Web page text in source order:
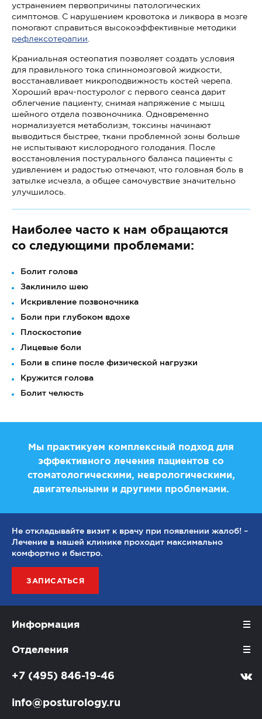
устранением первопричины патологических
симптомов. С нарушением кровотока и ликвора в мозге
помогают справиться высокоэффективные методики
рефлексотерапии
Краниальная остеопатия позволяет создать условия
для правильного тока спинномозговой жидкости,
восстанавливает микроподвижность костей черепа.
Хороший врач-постуролог с первого сеанса дарит
облегчение пациенту, снимая напряжение с мышц
шейного отдела позвоночника. Одновременно
нормализуется метаболизм, токсины начинают
выводиться быстрее, ткани проблемной зоны больше
не испытывают кислородного голодания. После
восстановления постурального баланса пациенты с
удивлением и радостью отмечают, что головная боль в
затылке исчезла, а общее самочувствие значительно
улучшилось.
Наиболее часто к нам обращаются
со следующими проблемами:
Болит голова
Заклинило шею
Искривление позвоночника
Боли при глубоком вдохе
Плоскостопие
Лицевые боли
Боли в спине после физической нагрузки
Кружится голова
Болит челюсть
Мы практикуем комплексный подход для
эффективного лечения пациентов со
стоматологическими, неврологическими,
двигательными и другими проблемами.
Не откладывайте визит к врачу при появлении жалоб! –
Лечение в нашей клинике проходит максимально
комфортно и быстро.
ЗАПИСАТЬСЯ
Информация
Отделения
+7 (495) 846-19-46
info@posturology.ru